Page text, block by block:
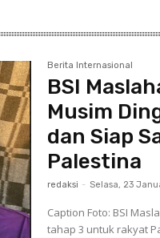
Berita Internasional
BSI
Musim
dan Siap
Palestina
redaksi - Selasa, 23
Caption Foto: BSI
tahap 3 untuk rakyat